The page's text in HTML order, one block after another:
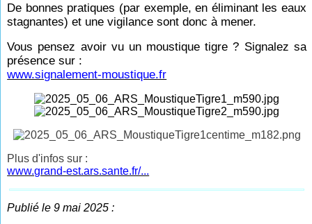
De bonnes pratiques (par exemple, en éliminant les eaux
stagnantes) et une vigilance sont donc à mener.
Vous pensez avoir vu un moustique tigre ? Signalez sa
présence sur :
www.signalement-moustique.fr
Plus d'infos sur :
www.grand-est.ars.sante.fr/...
Publié le 9 mai 2025 :